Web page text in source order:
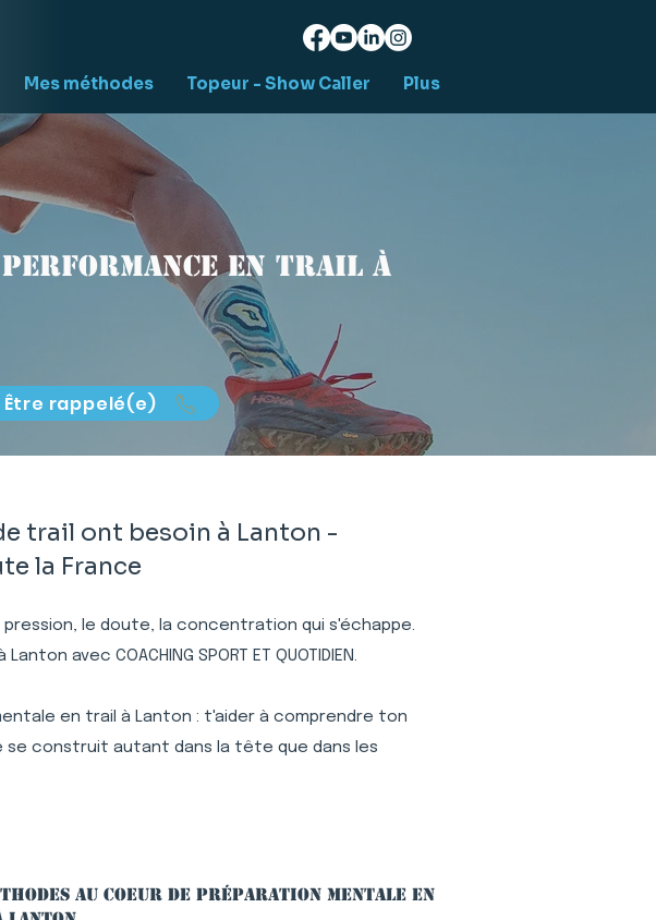
Mes méthodes Topeur - Show Caller Plus
performance en trail à
Être rappelé(e)
trail ont besoin à Lanton -
la France
le doute, la concentration qui s'échappe.
avec COACHING SPORT ET QUOTIDIEN.
en trail à Lanton : t'aider à comprendre ton
se construit autant dans la tête que dans les
au coeur de préparation mentale en